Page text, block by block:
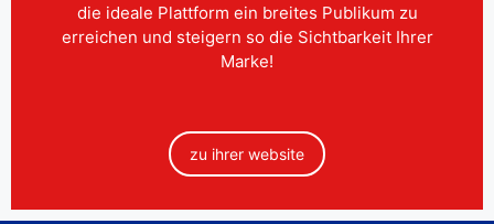
die ideale Plattform ein breites Publikum zu
erreichen und steigern so die Sichtbarkeit Ihrer
Marke!
zu ihrer website